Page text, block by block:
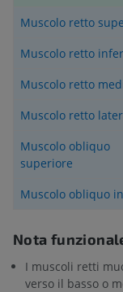
Muscolo retto
Muscolo retto
Muscolo retto
Muscolo retto
Muscolo obliquo
superiore
Muscolo obliquo
Nota
I muscoli retti
verso il basso o